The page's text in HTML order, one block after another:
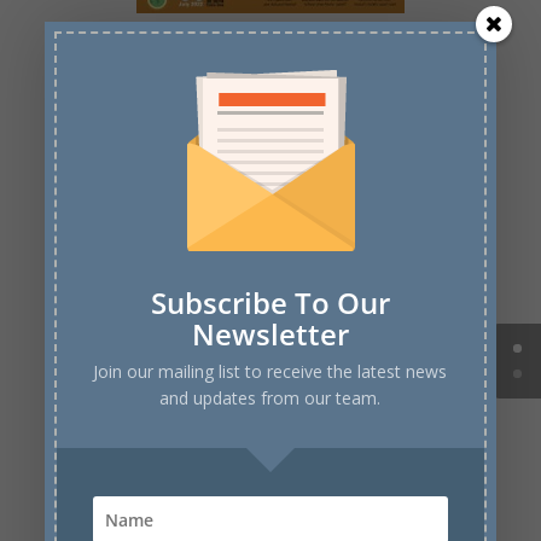
الدراسة
اللقاء التاسع - الفرص المتاحة بعد الدراسة الجزء
الثانى
Subscribe To Our
Newsletter
Join our mailing list to receive the latest news
and updates from our team.